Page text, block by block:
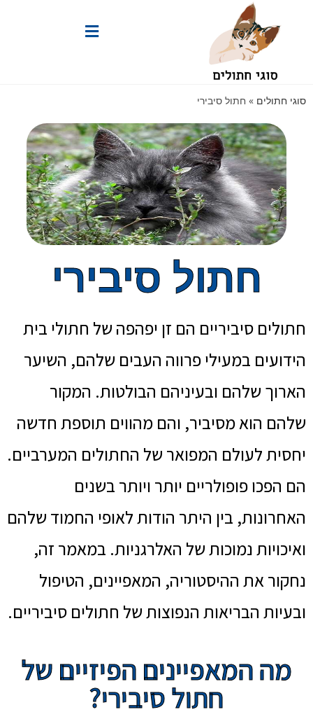
סוגי חתולים » חתול סיבירי
חתול סיבירי
חתולים סיביריים הם זן יפהפה של חתולי בית
הידועים במעילי פרווה העבים שלהם, השיער
הארוך שלהם ובעיניהם הבולטות. המקור
שלהם הוא מסיביר, והם מהווים תוספת חדשה
יחסית לעולם המפואר של החתולים המערביים.
הם הפכו פופולריים יותר ויותר בשנים
האחרונות, בין היתר הודות לאופי החמוד שלהם
ואיכויות נמוכות של האלרגניות. במאמר זה,
נחקור את ההיסטוריה, המאפיינים, הטיפול
ובעיות הבריאות הנפוצות של חתולים סיביריים.
מה המאפיינים הפיזיים של
חתול סיבירי?